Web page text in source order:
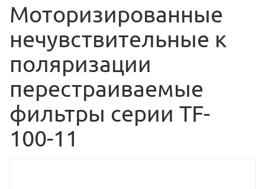
Моторизированные
нечувствительные к
поляризации
перестраиваемые
фильтры серии TF-
100-11